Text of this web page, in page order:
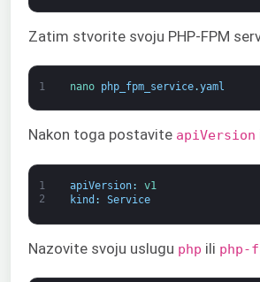
Zatim stvorite svoju PHP-FPM
1 nano php_fpm_service.yaml
Nakon toga postavite apiVersion
1
2
apiVersion:
v1
kind : Service
Nazovite svoju uslugu php ili php-